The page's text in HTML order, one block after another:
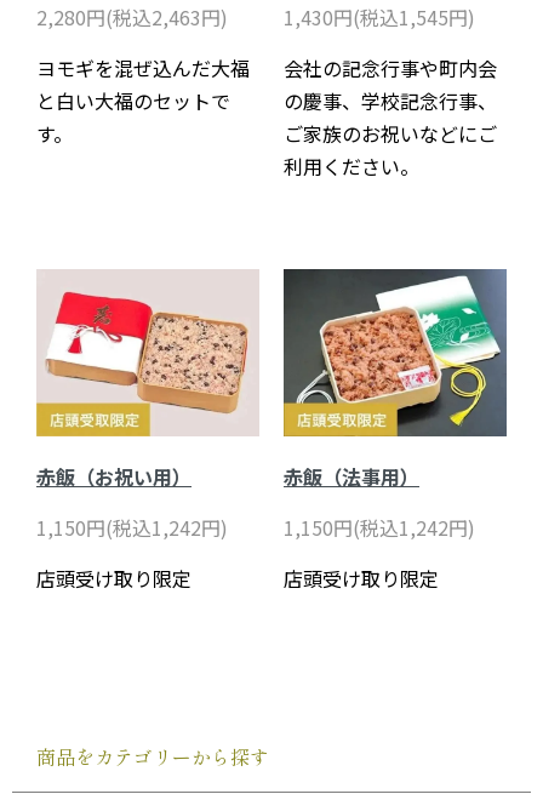
2,280円(税込2,463円)
ヨモギを混ぜ込んだ大福
と白い大福のセットで
す。
1,430円(税込1,545円)
会社の記念行事や町内会
の慶事、学校記念行事、
ご家族のお祝いなどにご
利用ください。
赤飯（お祝い用）
1,150円(税込1,242円)
店頭受け取り限定
赤飯（法事用）
1,150円(税込1,242円)
店頭受け取り限定
商品をカテゴリーから探す